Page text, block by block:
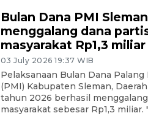
Bulan Dana PMI
menggalang dana
masyarakat Rp1,3 miliar
03 July 2026 19:37 WIB
Pelaksanaan Bulan Dana
(PMI) Kabupaten Sleman,
tahun 2026 berhasil
masyarakat sebesar Rp1,3 miliar.